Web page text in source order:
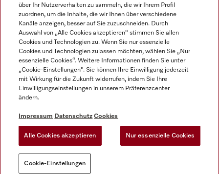
Impressum
Datenschutz
Cookie-Einstellungen
Miele auf YoutubeMiele auf Instagram
Miele auf Facebook
Miele auf LinkedInMiele auf LinkedIn
über Ihr Nutzerverhalten zu sammeln, die wir Ihrem Profil
zuordnen, um die Inhalte, die wir Ihnen über verschiedene
Kanäle anzeigen, besser auf Sie zuzuschneiden. Durch
Auswahl von „Alle Cookies akzeptieren“ stimmen Sie allen
Cookies und Technologien zu. Wenn Sie nur essenzielle
Cookies und Technologien zulassen möchten, wählen Sie „Nur
essenzielle Cookies“. Weitere Informationen finden Sie unter
„Cookie-Einstellungen“. Sie können Ihre Einwilligung jederzeit
mit Wirkung für die Zukunft widerrufen, indem Sie Ihre
Einwilligungseinstellungen in unserem Präferenzcenter
ändern.
Impressum Datenschutz Cookies
Alle Cookies akzeptieren Nur essenzielle Cookies
Cookie-Einstellungen